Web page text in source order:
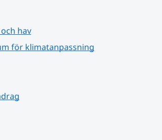
hav
för klimatanpassning